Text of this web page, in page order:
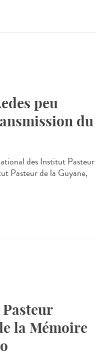
peu
du
des Institut Pasteur
Pasteur de la Guyane,
la Mémoire